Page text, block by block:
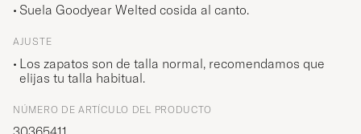
Suela Goodyear Welted cosida al canto.
AJUSTE
Los zapatos son de talla normal, recomendamos que
elijas tu talla habitual.
NÚMERO DE ARTÍCULO DEL PRODUCTO